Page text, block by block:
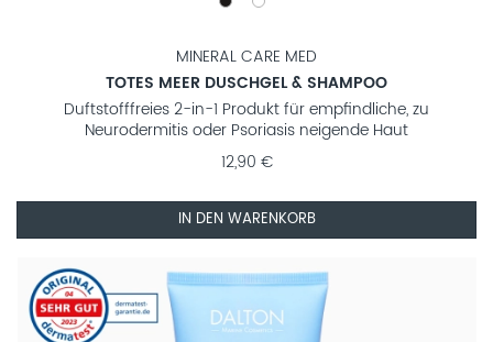
MINERAL CARE MED
TOTES MEER DUSCHGEL & SHAMPOO
Duftstofffreies 2-in-1 Produkt für empfindliche, zu
Neurodermitis oder Psoriasis neigende Haut
12,90 €
IN DEN WARENKORB